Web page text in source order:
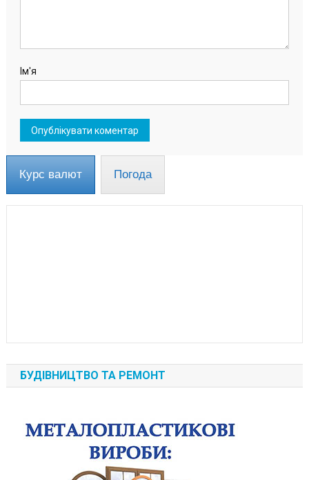
Ім'я
Курс валют Погода
БУДІВНИЦТВО ТА РЕМОНТ